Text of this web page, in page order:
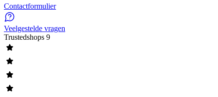
Contactformulier
Veelgestelde vragen
Trustedshops 9